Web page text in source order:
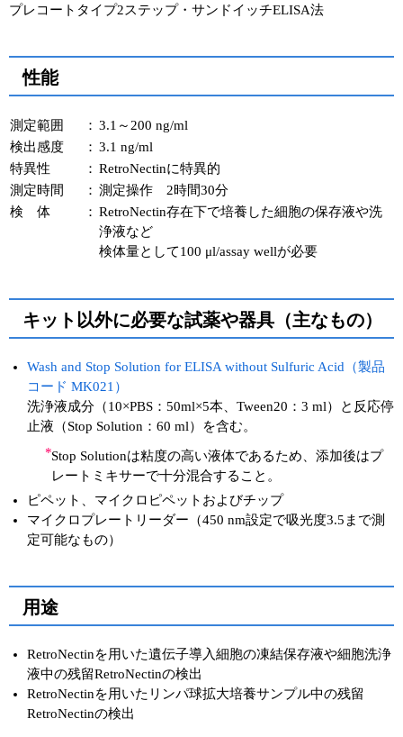
プレコートタイプ2ステップ・サンドイッチELISA法
性能
測定範囲 ： 3.1～200 ng/ml
検出感度
： 3.1 ng/ml
特異性
： RetroNectinに特異的
測定時間
： 測定操作 2時間30分
検 体
： RetroNectin存在下で培養した細胞の保存液や洗
浄液など
検体量として100 μl/assay wellが必要
キット以外に必要な試薬や器具（主なもの）
Wash and Stop Solution for ELISA without Sulfuric Acid（製品
コード MK021）
洗浄液成分（10×PBS：50ml×5本、Tween20：3 ml）と反応停
止液（Stop Solution：60 ml）を含む。
*Stop Solutionは粘度の高い液体であるため、添加後はプ
レートミキサーで十分混合すること。
ピペット、マイクロピペットおよびチップ
マイクロプレートリーダー（450 nm設定で吸光度3.5まで測
定可能なもの）
用途
RetroNectinを用いた遺伝子導入細胞の凍結保存液や細胞洗浄
液中の残留RetroNectinの検出
RetroNectinを用いたリンパ球拡大培養サンプル中の残留
RetroNectinの検出